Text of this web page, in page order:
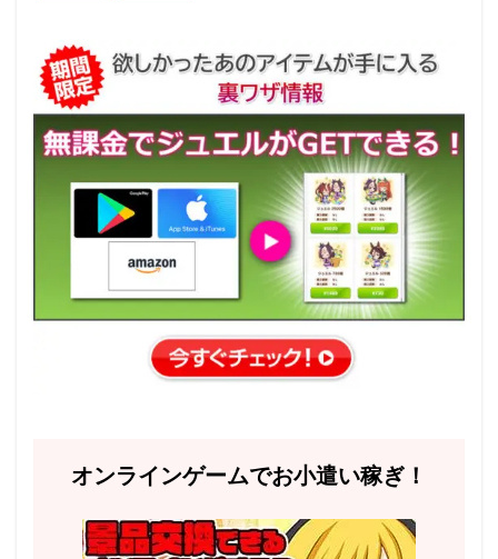
オンラインゲームでお小遣い稼ぎ！